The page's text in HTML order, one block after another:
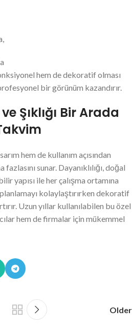
hem de dekoratif olması
bir görünüm kazandırır.
Şıklığı Bir Arada
hem de kullanım açısından
sunar. Dayanıklılığı, doğal
yapısı ile her çalışma ortamına
kolaylaştırırken dekoratif
Uzun yıllar kullanılabilen bu özel
hem de firmalar için mükemmel
Older